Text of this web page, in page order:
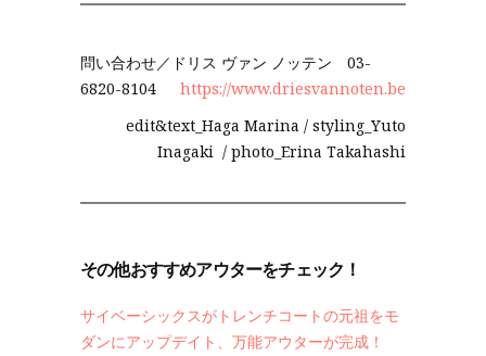
問い合わせ／ドリス ヴァン ノッテン 03-
6820-8104
https://www.driesvannoten.be
edit&text_Haga Marina / styling_Yuto
Inagaki / photo_Erina Takahashi
その他おすすめアウターをチェック！
サイベーシックスがトレンチコートの元祖をモ
ダンにアップデイト、万能アウターが完成！